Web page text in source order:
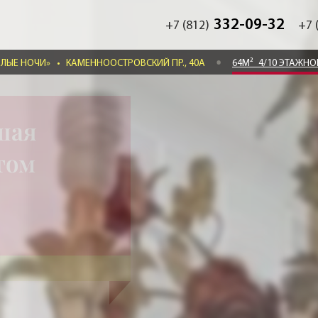
+7 (812) 332-09-32 +7
НОЧИ» • КАМЕННООСТРОВСКИЙ ПР., 40А 64М² 4/10